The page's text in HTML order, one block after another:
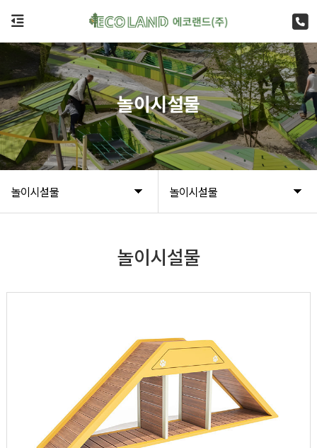
놀이시설물 놀이시설물
놀이시설물
놀이시설물